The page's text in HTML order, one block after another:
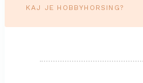
KAJ JE HOBBYHORSING?